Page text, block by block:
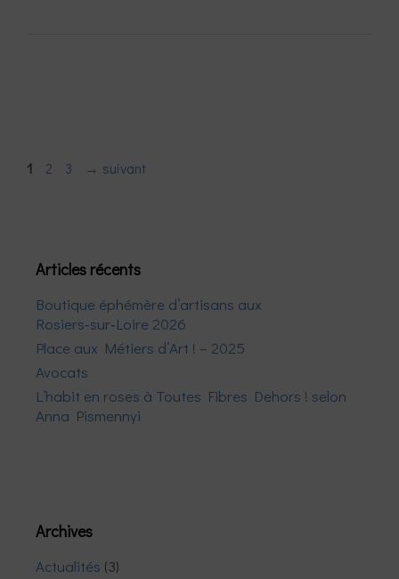
Page
1 Page
2 Page
3 → suivant
Articles récents
Boutique éphémère d’artisans aux
Rosiers‑sur‑Loire 2026
Place aux Métiers d’Art ! – 2025
Avocats
L’habit en roses à Toutes Fibres Dehors ! selon
Anna Pismennyi
Archives
Actualités (3)